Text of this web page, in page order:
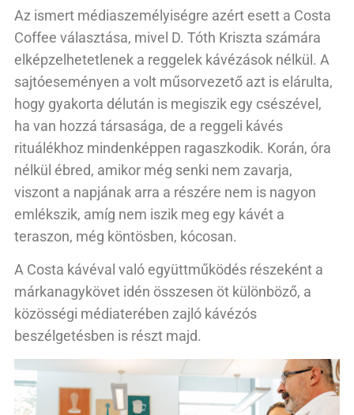
Az ismert médiaszemélyiségre azért esett a Costa
Coffee választása, mivel D. Tóth Kriszta számára
elképzelhetetlenek a reggelek kávézások nélkül. A
sajtóeseményen a volt műsorvezető azt is elárulta,
hogy gyakorta délután is megiszik egy csészével,
ha van hozzá társasága, de a reggeli kávés
rituálékhoz mindenképpen ragaszkodik. Korán, óra
nélkül ébred, amikor még senki nem zavarja,
viszont a napjának arra a részére nem is nagyon
emlékszik, amíg nem iszik meg egy kávét a
teraszon, még köntösben, kócosan.
A Costa kávéval való együttműködés részeként a
márkanagykövet idén összesen öt különböző, a
közösségi médiaterében zajló kávézós
beszélgetésben is részt majd.